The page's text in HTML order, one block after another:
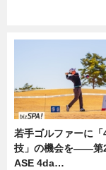
若手ゴルファーに「
技」の機会を——第
ASE 4da…